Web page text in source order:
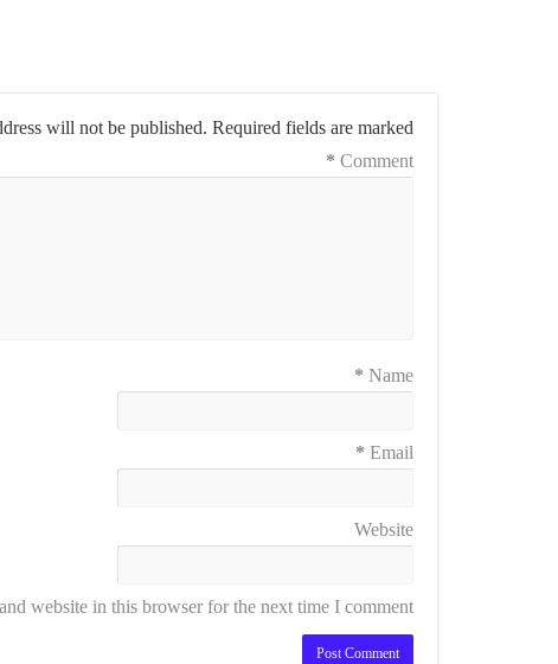
will not be published. Required fields are marked
Comment
*
Name
*
Email
*
Website
website in this browser for the next time I comment.